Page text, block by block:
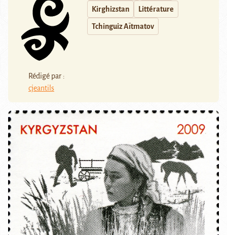
Rédigé par :
cjeantils
Kirghizstan Littérature
Tchinguiz Aïtmatov